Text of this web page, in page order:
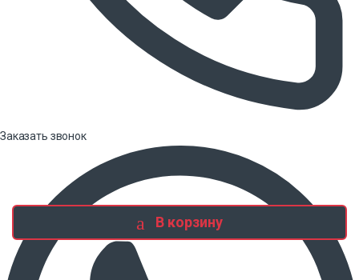
В корзину
Заказать звонок